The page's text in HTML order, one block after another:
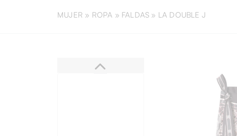
MUJER » ROPA » FALDAS » LA DOUBLE J